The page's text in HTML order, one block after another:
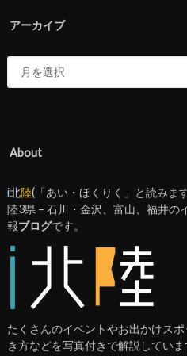
アーカイブ
About
i北陸(「あい・ほくりく」と読みま
陸3県 – 石川・金沢、富山、福井の
報ブログです。
たくさんのイベントやお出かけス
き方などを写真付きで解説してい